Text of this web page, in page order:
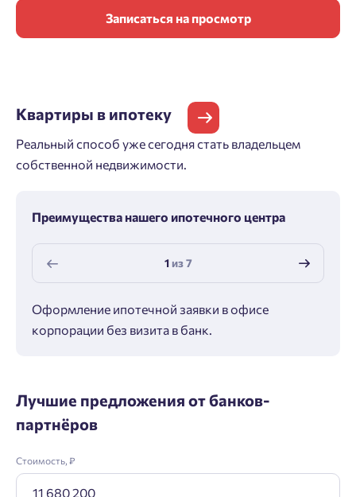
Записаться на просмотр
Квартиры в ипотеку
Реальный способ уже сегодня стать владельцем
собственной недвижимости.
Преимущества нашего ипотечного центра
1из7
Оформление ипотечной заявки в офисе
корпорации без визита в банк.
Лучшие предложения от банков-
партнёров
Стоимость, ₽